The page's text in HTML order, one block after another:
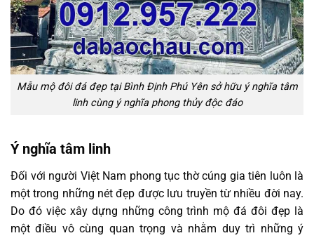
Mẫu mộ đôi đá đẹp tại Bình Định Phú Yên sở hữu ý nghĩa tâm
linh cùng ý nghĩa phong thủy độc đáo
Ý nghĩa tâm linh
Đối với người Việt Nam phong tục thờ cúng gia tiên luôn là
một trong những nét đẹp được lưu truyền từ nhiều đời nay.
Do đó việc xây dựng những công trình mộ đá đôi đẹp là
một điều vô cùng quan trọng và nhằm duy trì những ý